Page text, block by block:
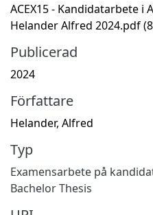
ACEX15 - Kandidatarbete
Helander Alfred 2024.pdf
Publicerad
2024
Författare
Helander, Alfred
Typ
Examensarbete på
Bachelor Thesis